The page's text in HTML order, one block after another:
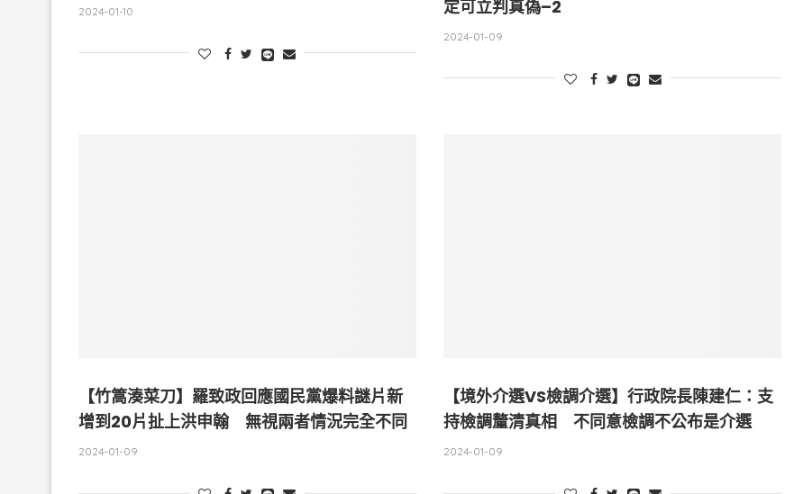
2024-01-10
定可立判真偽–2
2024-01-09
【竹篙湊菜刀】羅致政回應國民黨爆料謎片新
增到20片扯上洪申翰 無視兩者情況完全不同
2024-01-09
【境外介選VS檢調介選】行政院長陳建仁：支
持檢調釐清真相 不同意檢調不公布是介選
2024-01-09